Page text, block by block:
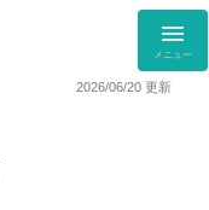
メニュー
2026/06/20 更新